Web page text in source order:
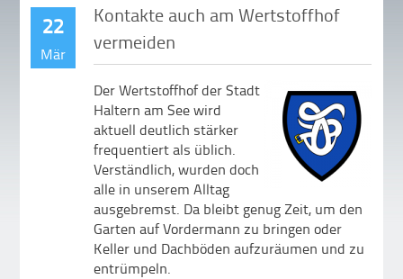
22
Mär
Kontakte auch am Wertstoffhof
vermeiden
Der Wertstoffhof der Stadt
Haltern am See wird
aktuell deutlich stärker
frequentiert als üblich.
Verständlich, wurden doch
alle in unserem Alltag
ausgebremst. Da bleibt genug Zeit, um den
Garten auf Vordermann zu bringen oder
Keller und Dachböden aufzuräumen und zu
entrümpeln.